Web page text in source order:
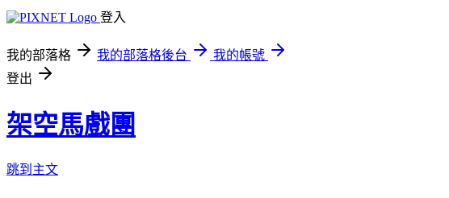
登入
我的部落格 我的部落格後台
我的帳號
登出
架空馬戲團
跳到主文